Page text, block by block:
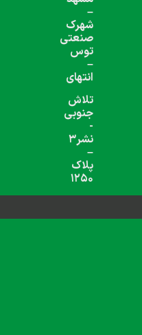
های اجتماعی دنبال کنید